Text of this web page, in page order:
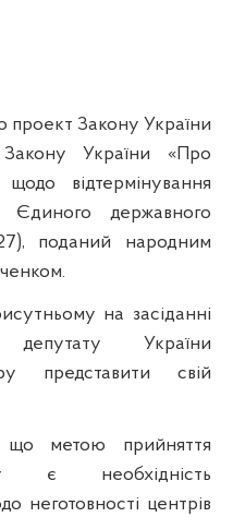
проект Закону України
України «Про
щодо відтермінування
Єдиного державного
поданий народним
на засіданні
України
представити свій
що метою прийняття
є необхідність
неготовності центрів